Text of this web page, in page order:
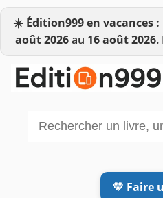
☀️ Édition999 en vacances :
août 2026au 16 août 2026.
💛 Faire